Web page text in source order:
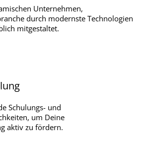
Unternehmen,
durch modernste Technologien
mitgestaltet.
Schulungs- und
um Deine
aktiv zu fördern.